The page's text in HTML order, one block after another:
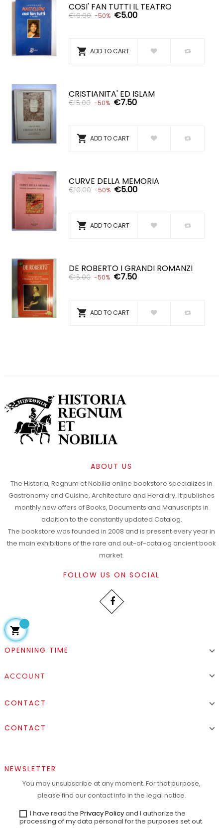
COSI' FAN TUTTI IL TEATRO
€10.00 -50% €5.00
 ADD TO CART
CRISTIANITA' ED ISLAM
€15.00 -50% €7.50
 ADD TO CART
CURVE DELLA MEMORIA
€10.00 -50% €5.00
 ADD TO CART
DE ROBERTO I GRANDI ROMANZI
€15.00 -50% €7.50
 ADD TO CART
ABOUT US
The Historia, Regnum et Nobilia online bookstore specializes in
Gastronomy and Cuisine, Architecture and Heraldry. It publishes
monthly new offers of Books, Documents and Manuscripts in
addition to the constantly updated Catalog.
The bookstore was founded in 2008 and is present every year in
the main exhibitions of the rare and out-of-catalog ancient book
market.
FOLLOW US ON SOCIAL
OPENNING TIME 
ACCOUNT 
CONTACT 
CONTACT 
NEWSLETTER
You may unsubscribe at any moment. For that purpose,
please find our contact info in the legal notice.
I have read the Privacy Policyand I authorize the
processing of my data personal for the purposes set out
